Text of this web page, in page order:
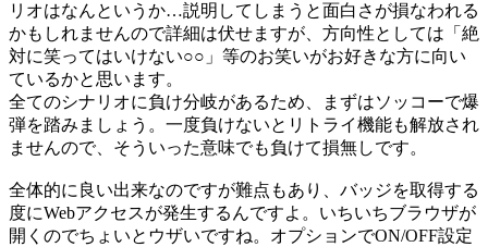
リオはなんというか…説明してしまうと面白さが損なわれる
かもしれませんので詳細は伏せますが、方向性としては「絶
対に笑ってはいけない○○」等のお笑いがお好きな方に向い
ているかと思います。
全てのシナリオに負け分岐があるため、まずはソッコーで爆
弾を踏みましょう。一度負けないとリトライ機能も解放され
ませんので、そういった意味でも負けて損無しです。
全体的に良い出来なのですが難点もあり、バッジを取得する
度にWebアクセスが発生するんですよ。いちいちブラウザが
開くのでちょいとウザいですね。オプションでON/OFF設定